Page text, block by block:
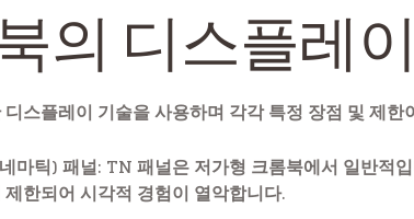
의 디스플레
스플레이 기술을 사용하며 각각 특정 장점 및 제
마틱) 패널: TN 패널은 저가형 크롬북에서 일반적
한되어 시각적 경험이 열악합니다.